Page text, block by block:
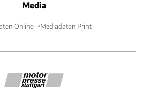
Media
Online Mediadaten Print